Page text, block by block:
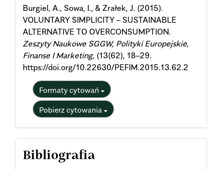
Burgiel, A., Sowa, I., & Zrałek, J. (2015).
VOLUNTARY SIMPLICITY – SUSTAINABLE
ALTERNATIVE TO OVERCONSUMPTION.
Zeszyty Naukowe SGGW, Polityki Europejskie,
Finanse I Marketing, (13(62), 18–29.
https://doi.org/10.22630/PEFIM.2015.13.62.2
Formaty cytowań
Pobierz cytowania
Bibliografia